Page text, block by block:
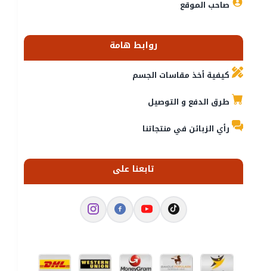
صاحب الموقع
روابط هامة
كيفية أخذ مقاسات الجسم
طرق الدفع و التوصيل
رأي الزبائن في منتجاتنا
تابعنا على